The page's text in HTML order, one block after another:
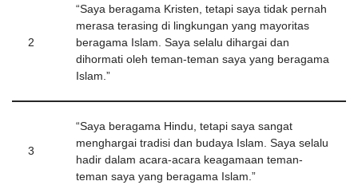
2
“Saya beragama Kristen, tetapi saya tidak pernah
merasa terasing di lingkungan yang mayoritas
beragama Islam. Saya selalu dihargai dan
dihormati oleh teman-teman saya yang beragama
Islam.”
3
“Saya beragama Hindu, tetapi saya sangat
menghargai tradisi dan budaya Islam. Saya selalu
hadir dalam acara-acara keagamaan teman-
teman saya yang beragama Islam.”